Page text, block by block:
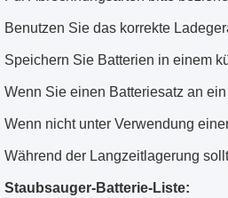
Benutzen Sie das korrekte
Speichern Sie Batterien in einem
Wenn Sie einen Batteriesatz an
Wenn nicht unter Verwendung
Während der Langzeitlagerung
Staubsauger-Batterie-Liste: